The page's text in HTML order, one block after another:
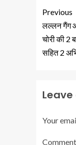
Previous
लल्लन गैंग
चोरी की 2
सहित 2
Leave
Your
Comment